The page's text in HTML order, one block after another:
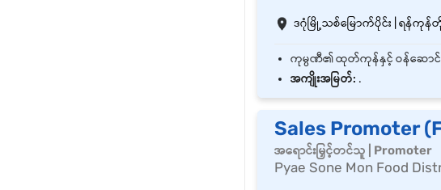
ဒဂုံမြို့သစ်မြောက်ပိုင်း | ရန်ကုန်
အကျိုးအမြတ်: .
Sales Promoter
အရောင်းမြှင့်တင်သူ | Promoter
Pyae Sone Mon Food